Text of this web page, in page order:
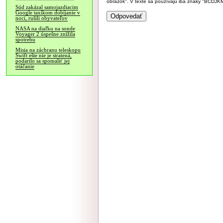
Súd zakázal samojazdiacim
Google taxíkom dobíjanie v
noci, rušili obyvateľov
NASA na diaľku na sonde
Voyager 2 úspešne znížila
spotrebu
Misia na záchranu teleskopu
Swift ešte nie je stratená,
podarilo sa spomaliť jej
otáčanie
obrázok". V texte sa používajú iba znaky